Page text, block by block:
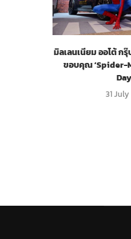
มิลเลนเนียม ออโต้ ก
ขอบคุณ ‘Spider-
31